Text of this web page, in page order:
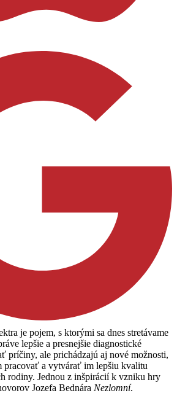
je pojem, s ktorými sa dnes stretávame
lepšie a presnejšie diagnostické
príčiny, ale prichádzajú aj nové možnosti,
pracovať a vytvárať im lepšiu kvalitu
rodiny. Jednou z inšpirácií k vzniku hry
Jozefa Bednára Nezlomní.